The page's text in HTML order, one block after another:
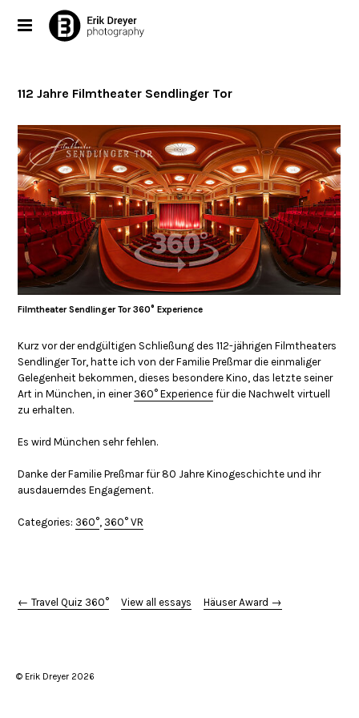
112 Jahre Filmtheater Sendlinger Tor
Filmtheater Sendlinger Tor 360° Experience
Kurz vor der endgültigen Schließung des 112-jährigen Filmtheaters
Sendlinger Tor, hatte ich von der Familie Preßmar die einmaliger
Gelegenheit bekommen, dieses besondere Kino, das letzte seiner
Art in München, in einer 360° Experience für die Nachwelt virtuell
zu erhalten.
Es wird München sehr fehlen.
Danke der Familie Preßmar für 80 Jahre Kinogeschichte und ihr
ausdauerndes Engagement.
Categories: 360°, 360° VR
← Travel Quiz 360° View all essays Häuser Award →
© Erik Dreyer 2026